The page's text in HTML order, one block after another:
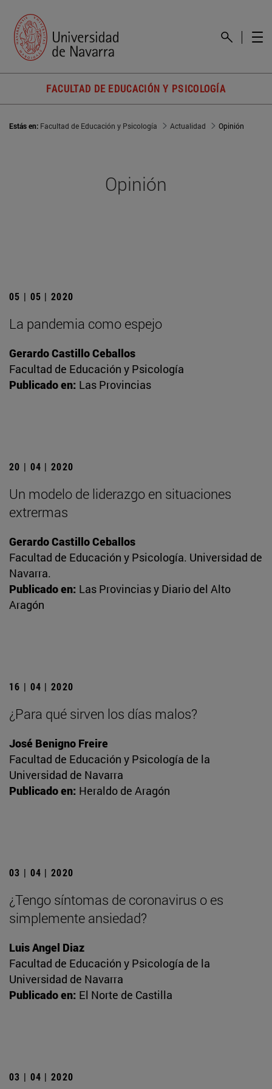
FACULTAD DE EDUCACIÓN Y PSICOLOGÍA
Estás en: Facultad de Educación y Psicología Actualidad Opinión
Opinión
05 | 05 | 2020
La pandemia como espejo
Gerardo Castillo Ceballos
Facultad de Educación y Psicología
Publicado en: Las Provincias
20 | 04 | 2020
Un modelo de liderazgo en situaciones
extrermas
Gerardo Castillo Ceballos
Facultad de Educación y Psicología. Universidad de
Navarra.
Publicado en: Las Provincias y Diario del Alto
Aragón
16 | 04 | 2020
¿Para qué sirven los días malos?
José Benigno Freire
Facultad de Educación y Psicología de la
Universidad de Navarra
Publicado en: Heraldo de Aragón
03 | 04 | 2020
¿Tengo síntomas de coronavirus o es
simplemente ansiedad?
Luis Angel Diaz
Facultad de Educación y Psicología de la
Universidad de Navarra
Publicado en: El Norte de Castilla
03 | 04 | 2020